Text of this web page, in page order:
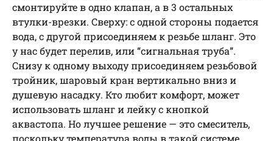
смонтируйте в одно клапан, а в 3 остальных
втулки-врезки. Сверху: с одной стороны подается
вода, с другой присоединяем к резьбе шланг. Это
у нас будет перелив, или “сигнальная труба”.
Снизу к одному выходу присоединяем резьбовой
тройник, шаровый кран вертикально вниз и
душевую насадку. Кто любит комфорт, может
использовать шланг и лейку с кнопкой
аквастопа. Но лучшее решение — это смеситель,